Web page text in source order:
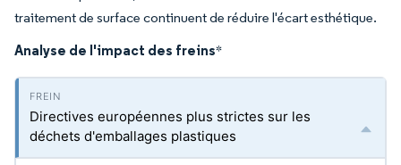
traitement de surface continuent de réduire l'écart esthétique.
Analyse de l'impact des freins*
Directives européennes plus strictes sur les
déchets d'emballages plastiques